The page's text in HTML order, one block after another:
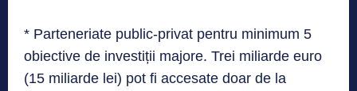
* Parteneriate public-privat pentru minimum 5
obiective de investiții majore. Trei miliarde euro
(15 miliarde lei) pot fi accesate doar de la